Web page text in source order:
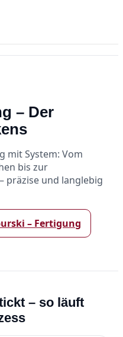
– Der
mit System: Vom
bis zur
präzise und langlebig
– Fertigung
– so läuft